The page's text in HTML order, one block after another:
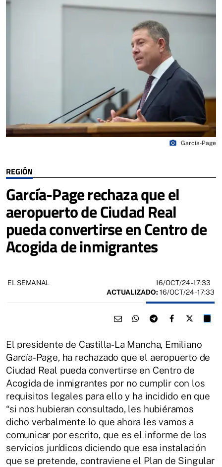
REGIÓN
García-Page rechaza que el
aeropuerto de Ciudad Real
pueda convertirse en Centro de
Acogida de inmigrantes
photo_camera García-Page
EL SEMANAL 16/OCT/24- 17:33
ACTUALIZADO: 16/OCT/24 - 17:33
El presidente de Castilla-La Mancha, Emiliano
García-Page, ha rechazado que el aeropuerto de
Ciudad Real pueda convertirse en Centro de
Acogida de inmigrantes por no cumplir con los
requisitos legales para ello y ha incidido en que
“si nos hubieran consultado, les hubiéramos
dicho verbalmente lo que ahora les vamos a
comunicar por escrito, que es el informe de los
servicios jurídicos diciendo que esa instalación
que se pretende, contraviene el Plan de Singular